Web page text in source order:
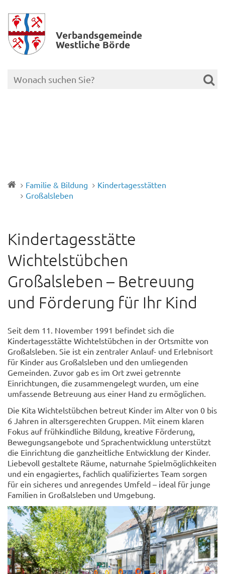
Verbands­gemeinde
Westliche Börde
Familie & Bildung
Kindertagesstätten
Großalsleben
Kindertagesstätte
Wichtelstübchen
Großalsleben – Betreuung
und Förderung für Ihr Kind
Seit dem 11. November 1991 befindet sich die
Kindertagesstätte Wichtelstübchen in der Ortsmitte von
Großalsleben. Sie ist ein zentraler Anlauf- und Erlebnisort
für Kinder aus Großalsleben und den umliegenden
Gemeinden. Zuvor gab es im Ort zwei getrennte
Einrichtungen, die zusammengelegt wurden, um eine
umfassende Betreuung aus einer Hand zu ermöglichen.
Die Kita Wichtelstübchen betreut Kinder im Alter von 0 bis
6 Jahren in altersgerechten Gruppen. Mit einem klaren
Fokus auf frühkindliche Bildung, kreative Förderung,
Bewegungsangebote und Sprachentwicklung unterstützt
die Einrichtung die ganzheitliche Entwicklung der Kinder.
Liebevoll gestaltete Räume, naturnahe Spielmöglichkeiten
und ein engagiertes, fachlich qualifiziertes Team sorgen
für ein sicheres und anregendes Umfeld – ideal für junge
Familien in Großalsleben und Umgebung.